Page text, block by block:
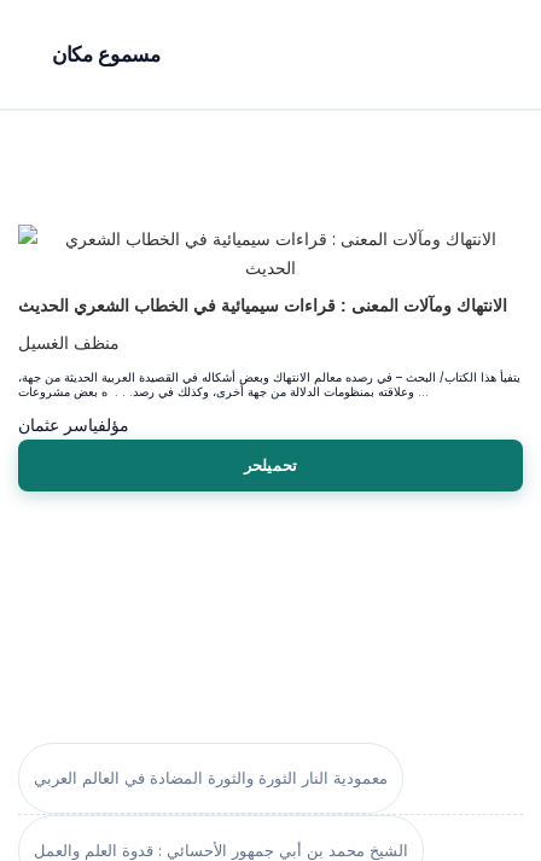
مسموع مكان
معمودية النار الثورة والثورة المضادة في العالم العربي
الشيخ محمد بن أبي جمهور الأحسائي : قدوة العلم والعمل
الانتهاك ومآلات المعنى : قراءات سيميائية في الخطاب الشعري الحديث
منظف الغسيل
يتفيأ هذا الكتاب/ البحث – في رصده معالم الانتهاك وبعض أشكاله في القصيدة العربية الحديثة من جهة،
مؤلفياسر عثمان
تحميلحر